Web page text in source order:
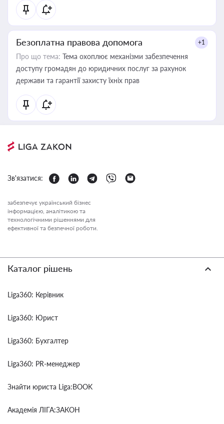
Безоплатна правова допомога +1
Про що тема: Тема охоплює механізми забезпечення
доступу громадян до юридичних послуг за рахунок
держави та гарантії захисту їхніх прав
Зв'язатися:
забезпечує український бізнес
інформацією, аналітикою та
технологічними рішеннями для
ефективної та безпечної роботи.
Каталог рішень
Liga360: Керівник
Liga360: Юрист
Liga360: Бухгалтер
Liga360: PR-менеджер
Знайти юриста Liga:BOOK
Академія ЛІГА:ЗАКОН